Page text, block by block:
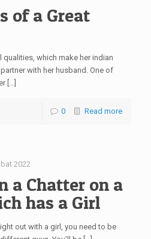
of a Great
which make her indian
with her husband. One of
[…]
0 Read more
2022
a Chatter on a
has a Girl
out with a girl, you need to be